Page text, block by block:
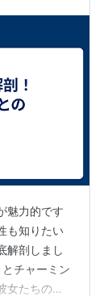
魅力的です
も知りたい
解剖しまし
チャーミン
女たちの性